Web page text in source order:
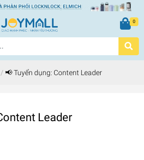
0
/ 📢 Tuyển dụng: Content Leader
Leader